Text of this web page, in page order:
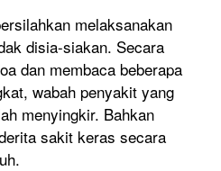
melaksanakan
disia-siakan. Secara
dan membaca beberapa
wabah penyakit yang
menyingkir. Bahkan
sakit keras secara